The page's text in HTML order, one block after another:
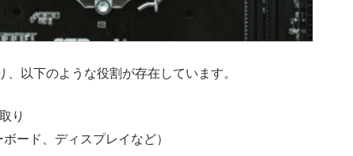
以下のような役割が存在しています。
り
ード、ディスプレイなど）